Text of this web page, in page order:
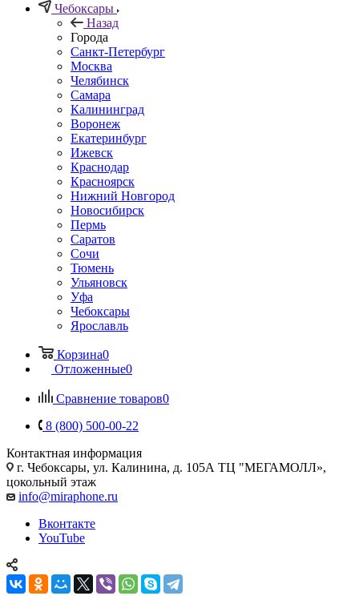
Чебоксары
Назад
Города
Санкт-Петербург
Москва
Челябинск
Самара
Калининград
Воронеж
Екатеринбург
Ижевск
Краснодар
Красноярск
Нижний Новгород
Новосибирск
Пермь
Саратов
Сочи
Тюмень
Ульяновск
Уфа
Чебоксары
Ярославль
Корзина0
Отложенные0
Сравнение товаров0
8 (800) 500-00-22
Контактная информация
г. Чебоксары, ул. Калинина, д. 105А ТЦ "МЕГАМОЛЛ»,
цокольный этаж
info@miraphone.ru
Вконтакте
YouTube